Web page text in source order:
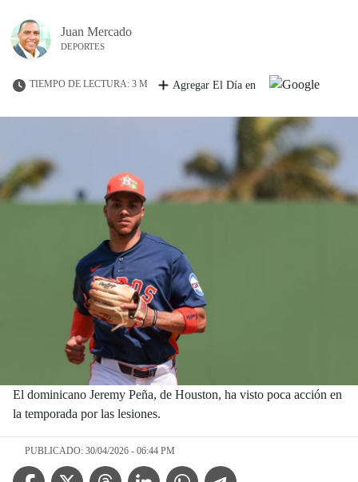
Juan Mercado
DEPORTES
TIEMPO DE LECTURA: 3 M Agregar El Día en
El dominicano Jeremy Peña, de Houston, ha visto poca acción en
la temporada por las lesiones.
PUBLICADO: 30/04/2026 - 06:44 PM
Facebook IconTwitter IconThreads IconLinkedin IconWhatsApp IconTelegram Icon